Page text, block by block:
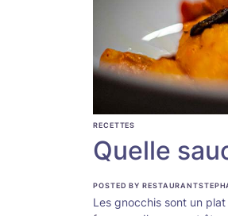
RECETTES
Quelle
POSTED BY
Les gnocchis sont un